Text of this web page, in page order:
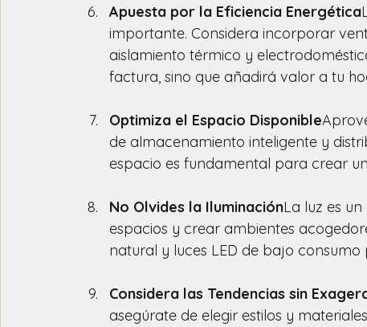
Apuesta por la Eficiencia Energética
importante. Considera incorporar
aislamiento térmico y
factura, sino que añadirá valor a tu
Optimiza el Espacio Disponible
de almacenamiento inteligente y
espacio es fundamental para crear
No Olvides la IluminaciónLa luz es
espacios y crear ambientes
natural y luces LED de bajo
Considera las Tendencias sin
asegúrate de elegir estilos y